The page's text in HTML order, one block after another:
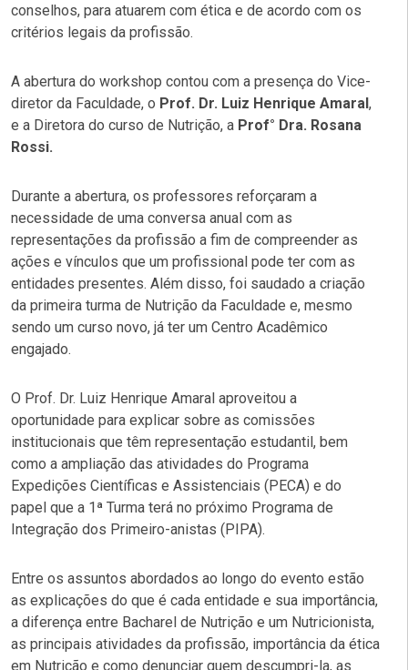
conselhos, para atuarem com ética e de acordo com os
critérios legais da profissão.
A abertura do workshop contou com a presença do Vice-
diretor da Faculdade, o Prof. Dr. Luiz Henrique Amaral,
e a Diretora do curso de Nutrição, a Prof° Dra. Rosana
Rossi.
Durante a abertura, os professores reforçaram a
necessidade de uma conversa anual com as
representações da profissão a fim de compreender as
ações e vínculos que um profissional pode ter com as
entidades presentes. Além disso, foi saudado a criação
da primeira turma de Nutrição da Faculdade e, mesmo
sendo um curso novo, já ter um Centro Acadêmico
engajado.
O Prof. Dr. Luiz Henrique Amaral aproveitou a
oportunidade para explicar sobre as comissões
institucionais que têm representação estudantil, bem
como a ampliação das atividades do Programa
Expedições Científicas e Assistenciais (PECA) e do
papel que a 1ª Turma terá no próximo Programa de
Integração dos Primeiro-anistas (PIPA).
Entre os assuntos abordados ao longo do evento estão
as explicações do que é cada entidade e sua importância,
a diferença entre Bacharel de Nutrição e um Nutricionista,
as principais atividades da profissão, importância da ética
em Nutrição e como denunciar quem descumpri-la, as